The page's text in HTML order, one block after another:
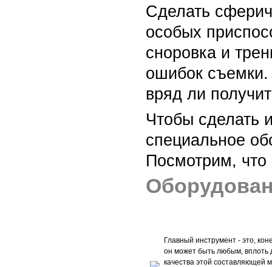
Сделать
особых
сноровка и
ошибок съемки.
вряд ли
Чтобы сделать
специальное
Посмотрим, что
Главный инструмент - это,
он может быть любым,
качества этой составляющей